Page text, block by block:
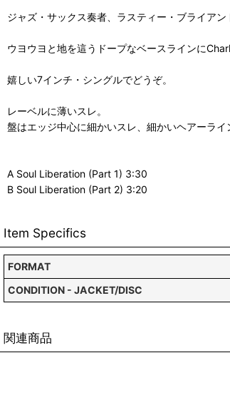
ジャズ・サックス奏者、ラスティー・ブライア
ウヨウヨと地を這うドープなベースラインに
嬉しい7インチ・シングルでどうぞ。
レーベルに薄いスレ。
盤はエッジ中心に細かいスレ、細かいヘアーラ
A Soul Liberation (Part 1) 3:30
B Soul Liberation (Part 2) 3:20
Item Specifics
FORMAT
CONDITION - JACKET/DISC
関連商品